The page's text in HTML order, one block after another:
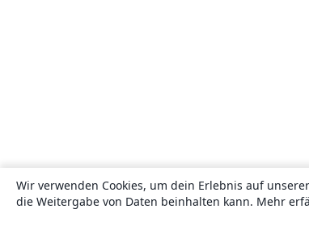
Wir verwenden Cookies, um dein Erlebnis auf
die Weitergabe von Daten beinhalten kann. Mehr